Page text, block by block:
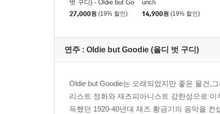
벗 구디) - Oldie but Go
odie
27,000원 (19% 할인)
unch
14,900원 (19% 할인)
연주 : Oldie but Goodie (올디 벗 구디)
Oldie but Goodie는 오래되었지만 좋은 물건,
리스트 정화와 재즈피아니스트 강한성으로
득했던 1920-40년대 재즈 황금기의 음악을